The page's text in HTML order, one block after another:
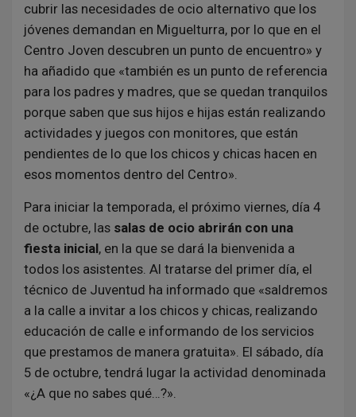
cubrir las necesidades de ocio alternativo que los
jóvenes demandan en Miguelturra, por lo que en el
Centro Joven descubren un punto de encuentro» y
ha añadido que «también es un punto de referencia
para los padres y madres, que se quedan tranquilos
porque saben que sus hijos e hijas están realizando
actividades y juegos con monitores, que están
pendientes de lo que los chicos y chicas hacen en
esos momentos dentro del Centro».
Para iniciar la temporada, el próximo viernes, día 4
de octubre, las salas de ocio abrirán con una
fiesta inicial, en la que se dará la bienvenida a
todos los asistentes. Al tratarse del primer día, el
técnico de Juventud ha informado que «saldremos
a la calle a invitar a los chicos y chicas, realizando
educación de calle e informando de los servicios
que prestamos de manera gratuita». El sábado, día
5 de octubre, tendrá lugar la actividad denominada
«¿A que no sabes qué…?».